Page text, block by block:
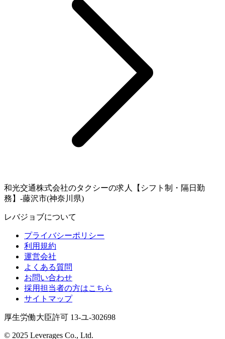
和光交通株式会社のタクシーの求人【シフト制・隔日勤
務】-藤沢市(神奈川県)
レバジョブについて
プライバシーポリシー
利用規約
運営会社
よくある質問
お問い合わせ
採用担当者の方はこちら
サイトマップ
厚生労働大臣許可 13-ユ-302698
© 2025 Leverages Co., Ltd.